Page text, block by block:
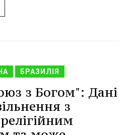
БРАЗИЛІЯ
з Богом": Дані
з